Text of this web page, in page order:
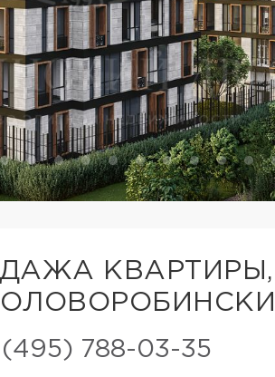
КВАРТИРЫ,
(495) 788-03-35